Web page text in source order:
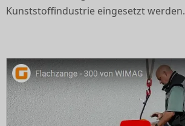
Kunststoffindustrie eingesetzt werden.